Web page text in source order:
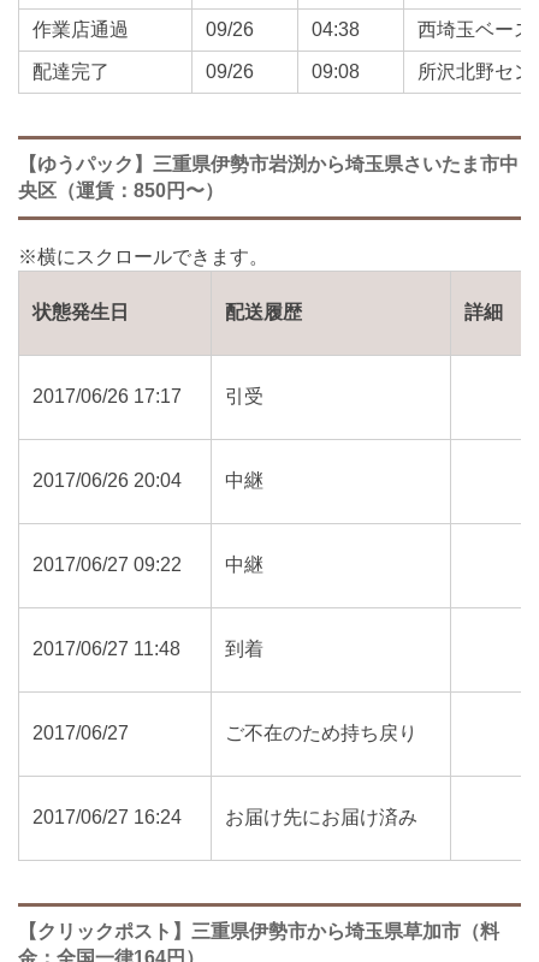
作業店通過 09/26 04:38 西埼玉ベース
配達完了 09/26 09:08 所沢北野セン
【ゆうパック】三重県伊勢市岩渕から埼玉県さいたま市中
央区（運賃：850円〜）
状態発生日 配送履歴 詳細
2017/06/26 17:17 引受
2017/06/26 20:04 中継
2017/06/27 09:22 中継
2017/06/27 11:48 到着
2017/06/27 ご不在のため持ち戻り
2017/06/27 16:24 お届け先にお届け済み
【クリックポスト】三重県伊勢市から埼玉県草加市（料